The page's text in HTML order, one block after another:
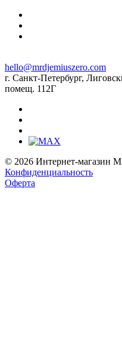
hello@mrdjemiuszero.com
г. Санкт-Петербург,
помещ. 112Г
© 2026 Интернет-магазин
Конфиденциальность
Оферта